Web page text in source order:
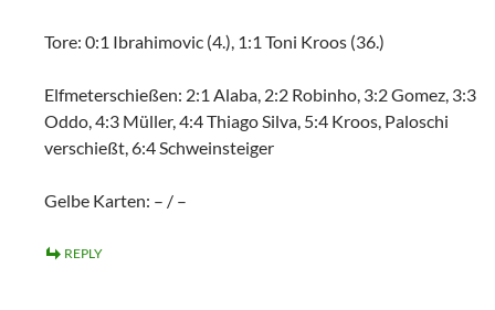
Tore: 0:1 Ibrahimovic (4.), 1:1 Toni Kroos (36.)
Elfmeterschießen: 2:1 Alaba, 2:2 Robinho, 3:2 Gomez, 3:3
Oddo, 4:3 Müller, 4:4 Thiago Silva, 5:4 Kroos, Paloschi
verschießt, 6:4 Schweinsteiger
Gelbe Karten: – / –
REPLY